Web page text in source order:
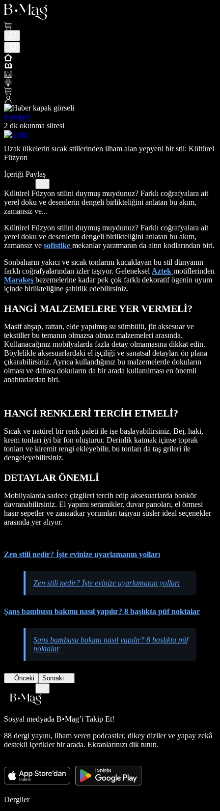
Kategori
2 dk okunma süresi
Uzak ülkelerin sıcak stillerinden ilham alan yepyeni bir stil: Kültürel
Füzyon
İçeriği Paylaş
Kültürel Füzyon stilini duymuş muydunuz? Farklı coğrafyalara ait
yerel doku ve desenlerin dengeli birlikteliğini anlatan bu akım,
zamansız ve...
Kültürel Füzyon stilini duymuş muydunuz? Farklı coğrafyalara ait
yerel doku ve desenlerin dengeli birlikteliğini anlatan bu akım,
zamansız ve sofistike mekanlar yaratmanın da altın kodlarından biri.
Sonbaharın yakıcı ve sıcak tonlarını kucaklayan bu stil dünyanın
farklı coğrafyalarından izler taşıyor. Geleneksel Aztek motiflerinden
Marakeş bezemelerine kadar pek çok farklı dekoratif ögenin uyum
içinde birlikteliğine şahitlik edebilirsiniz.
HANGİ MALZEMELERE YER VERMELİ?
Masif ahşap, rattan, elde yapılmış su sümbülü, jüt aksesuar ve
tekstiller bu temanın olmazsa olmaz malzemeleri arasında.
Kullanacağınız mobilyalarda fazla detay olmamasına dikkat edin.
Böylelikle aksesuarlardaki el işçiliği ve sanatsal detayları ön plana
çıkarabilirsiniz. Ayrıca kullandığınız bu malzemelerde dokuların
olması ve dahası dokuların da bir arada kullanılması en önemli
anahtarlardan biri.
HANGİ RENKLERİ TERCİH ETMELİ?
Sıcak ve natürel bir renk paleti ile işe başlayabilirsiniz. Bej, haki,
krem tonları iyi bir fon oluşturur. Derinlik katmak içinse toprak
tonları ve kiremit rengi ekleyebilir, bu tonları da taş grileri ile
dengeleyebilirsiniz.
DETAYLAR ÖNEMLİ
Mobilyalarda sadece çizgileri tercih edip aksesuarlarda bonkör
davranabilirsiniz. El yapımı seramikler, duvar panoları, el örmesi
hasır sepetler ve zanaatkar yorumları taşıyan süsler ideal seçenekler
arasında yer alıyor.
Zen stili nedir? İşte evinize uyarlamanın yolları
Zen stili nedir? İşte evinize uyarlamanın yolları
Şans bambusu bakımı nasıl yapılır? 8 başlıkta püf noktalar
Şans bambusu bakımı nasıl yapılır? 8 başlıkta püf
noktalar
Önceki Sonraki
Sosyal medyada B•Mag’i Takip Et!
88 dergi yayını, ilham veren podcastler, dikey diziler ve yapay zekâ
destekli içerikler bir arada. Ekranlarınızı dik tutun.
Dergiler